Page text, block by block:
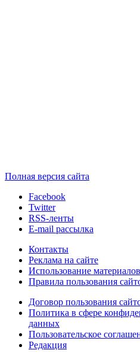
Полная версия сайта
Facebook
Twitter
RSS-ленты
E-mail рассылка
Контакты
Реклама на сайте
Использование
Правила пользования
Договор пользования
Политика в сфере
данных
Пользовательское
Редакция